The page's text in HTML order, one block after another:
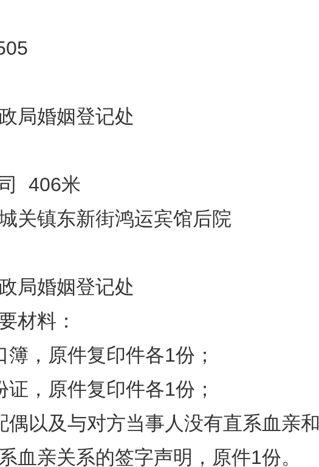
局婚姻登记处
406米
关镇东新街鸿运宾馆后院
局婚姻登记处
材料：
簿，原件复印件各1份；
证，原件复印件各1份；
偶以及与对方当事人没有直系血亲和
血亲关系的签字声明，原件1份。